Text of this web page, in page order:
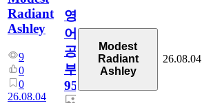
Radiant
Ashley
9
0
0
26.08.04
영
어
공
부
95
Modest
Radiant
Ashley
26.08.04